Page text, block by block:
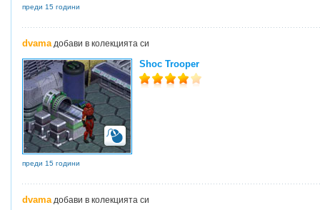
преди 15 години
dvamaдобави в колекцията си
Shoc Trooper
преди 15 години
dvamaдобави в колекцията си